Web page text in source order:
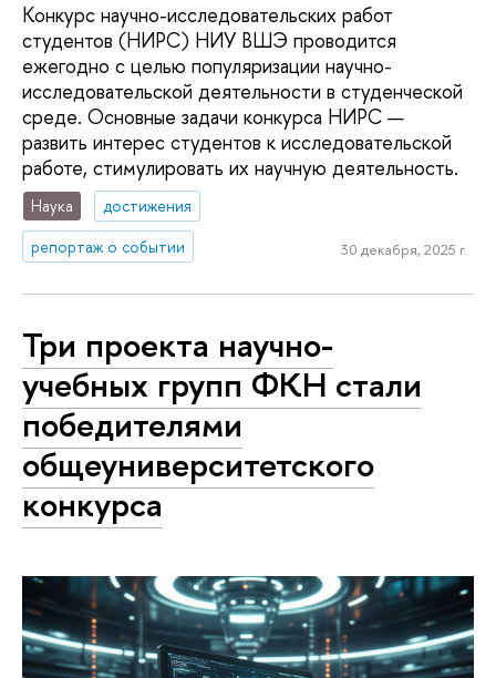
Конкурс научно-исследовательских работ
студентов (НИРС) НИУ ВШЭ проводится
ежегодно с целью популяризации научно-
исследовательской деятельности в студенческой
среде. Основные задачи конкурса НИРС —
развить интерес студентов к исследовательской
работе, стимулировать их научную деятельность.
Наука
достижения
репортаж о событии
30 декабря, 2025 г.
Три проекта научно-
учебных групп ФКН стали
победителями
общеуниверситетского
конкурса